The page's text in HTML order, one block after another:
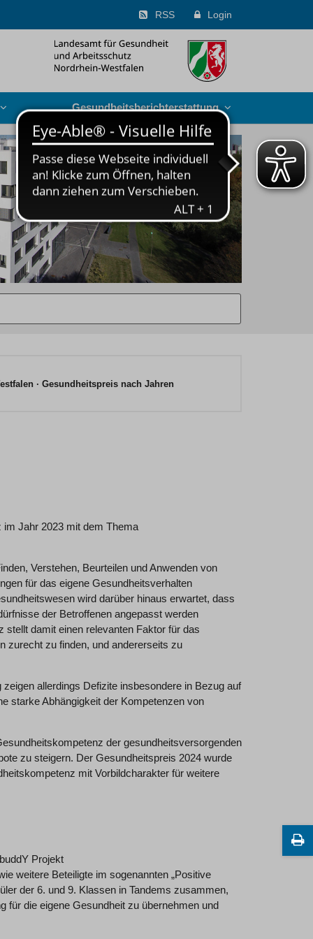
RSS Login
Gesundheits­berichterstattung
Gesundheitspreis nach Jahren
Jahr 2023 mit dem Thema
Verstehen, Beurteilen und Anwenden von
für das eigene Gesundheitsverhalten
wird darüber hinaus erwartet, dass
der Betroffenen angepasst werden
stellt damit einen relevanten Faktor für das
zurecht zu finden, und andererseits zu
allerdings Defizite insbesondere in Bezug auf
starke Abhängigkeit der Kompetenzen von
der gesundheitsversorgenden
zu steigern. Der Gesundheitspreis 2024 wurde
mit Vorbildcharakter für weitere
Projekt
weitere Beteiligte im sogenannten „Positive
der 6. und 9. Klassen in Tandems zusammen,
für die eigene Gesundheit zu übernehmen und